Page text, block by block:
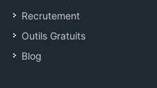
Recrutement
Outils Gratuits
Blog